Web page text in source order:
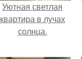
Уютная светлая
квартира в лучах
солнца.